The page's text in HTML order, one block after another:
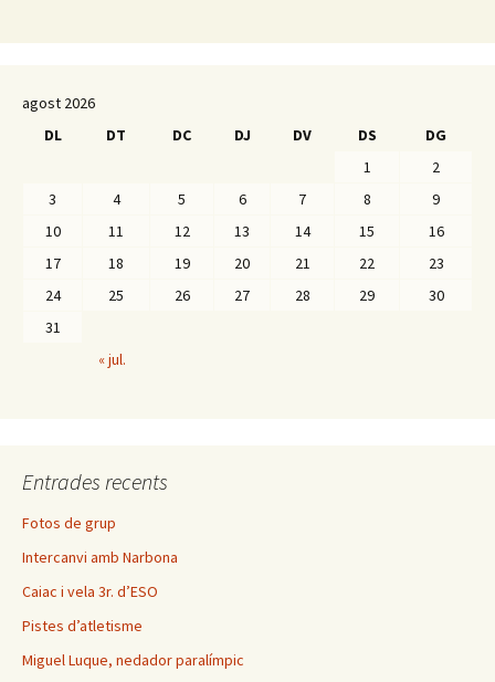
agost 2026
DL
DT DC DJ DV DS
DG
1
2
3
4 5 6 7 8
9
10
11 12 13 14 15
16
17
18 19 20 21 22
23
24
25 26 27 28 29
30
31
« jul.
Entrades recents
Fotos de grup
Intercanvi amb Narbona
Caiac i vela 3r. d’ESO
Pistes d’atletisme
Miguel Luque, nedador paralímpic